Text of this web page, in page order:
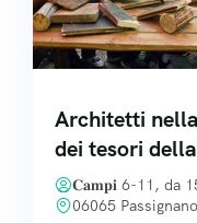
Architetti
dei tesori
𝐂𝐚𝐦𝐩𝐢 6-11, da
06065